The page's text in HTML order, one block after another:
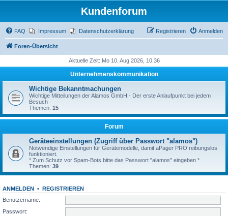
Kundenforum
FAQ Impressum Datenschutzerklärung Anmelden
Registrieren
Foren-Übersicht
Aktuelle Zeit: Mo 10. Aug 2026, 10:36
Unternehmenskommunikation
Wichtige Bekanntmachungen
Wichtige Mitteilungen der Alamos GmbH - Der erste Anlaufpunkt bei jedem
Besuch
Themen: 15
Forum
Geräteeinstellungen (Zugriff über Passwort "alamos")
Notwendige Einstellungen für Gerätemodelle, damit aPager PRO reibungslos
funktioniert.
* Zum Schutz vor Spam-Bots bitte das Passwort "alamos" eingeben *
Themen: 39
ANMELDEN • REGISTRIEREN
Benutzername:
Passwort: